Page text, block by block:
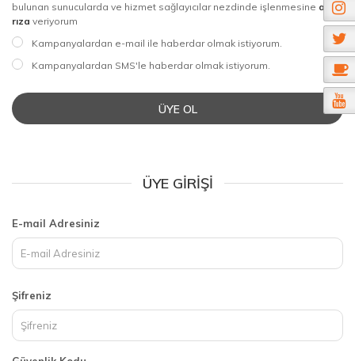
bulunan sunucularda ve hizmet sağlayıcılar nezdinde işlenmesine açık
rıza veriyorum
Kampanyalardan e-mail ile haberdar olmak istiyorum.
Kampanyalardan SMS'le haberdar olmak istiyorum.
ÜYE OL
ÜYE GIRIŞI
E-mail Adresiniz
Şifreniz